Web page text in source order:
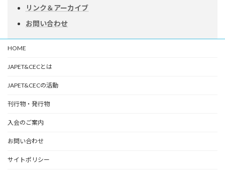
リンク＆アーカイブ
お問い合わせ
HOME
JAPET&CECとは
JAPET&CECの活動
刊行物・発行物
入会のご案内
お問い合わせ
サイトポリシー